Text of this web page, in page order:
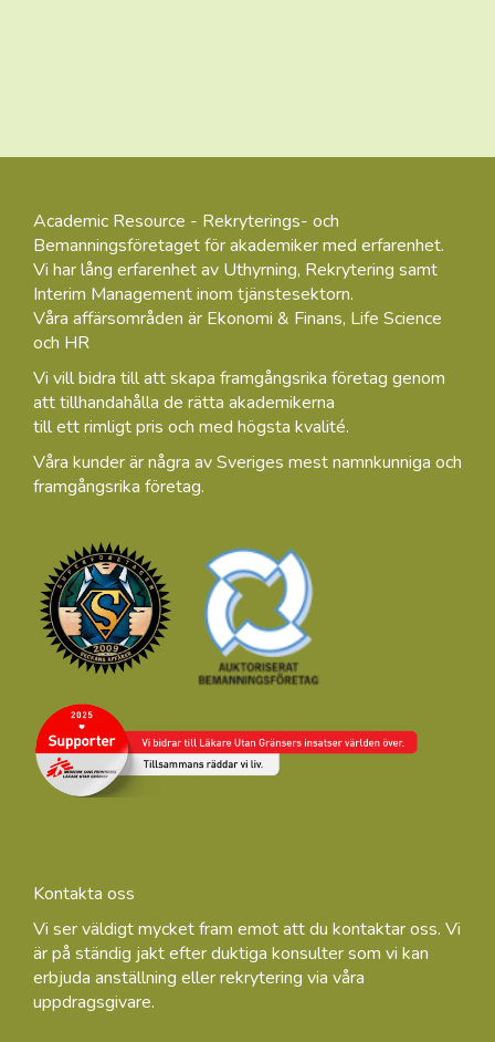
Academic Resource - Rekryterings- och
Bemanningsföretaget för akademiker med erfarenhet.
Vi har lång erfarenhet av Uthyrning, Rekrytering samt
Interim Management inom tjänstesektorn.
Våra affärsområden är Ekonomi & Finans, Life Science
och HR
Vi vill bidra till att skapa framgångsrika företag genom
att tillhandahålla de rätta akademikerna
till ett rimligt pris och med högsta kvalité.
Våra kunder är några av Sveriges mest namnkunniga och
framgångsrika företag.
Kontakta oss
Vi ser väldigt mycket fram emot att du kontaktar oss. Vi
är på ständig jakt efter duktiga konsulter som vi kan
erbjuda anställning eller rekrytering via våra
uppdragsgivare.